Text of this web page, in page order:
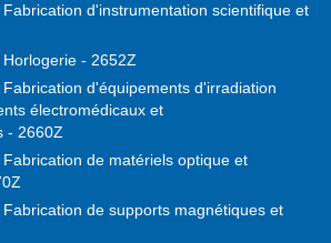
d'instrumentation scientifique et
- 2652Z
d'équipements d'irradiation
électromédicaux et
- 2660Z
de matériels optique et
de supports magnétiques et